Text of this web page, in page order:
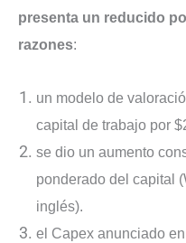
presenta un reducido
razones:
un modelo de
capital de trabajo por
se dio un aumento
ponderado del capital
inglés).
el Capex anunciado